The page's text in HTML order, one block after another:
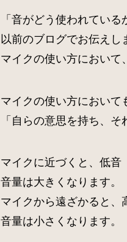
「音がどう使われている
以前のブログでお伝えし
マイクの使い方において
マイクの使い方において
「自らの意思を持ち、
マイクに近づくと、低音
音量は大きくなります。
マイクから遠ざかると、
音量は小さくなります。